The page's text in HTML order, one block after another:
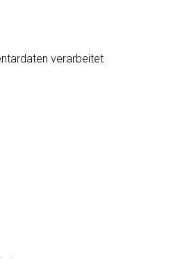
verarbeitet